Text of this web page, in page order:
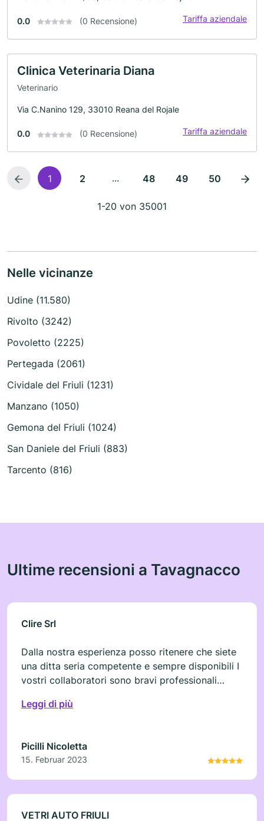
0.0 (0 Recensione) Tariffa aziendale
Clinica Veterinaria Diana
Veterinario
Via C.Nanino 129, 33010 Reana del Rojale
0.0 (0 Recensione) Tariffa aziendale
1 2 ... 48 49 50
1-20 von 35001
Nelle vicinanze
Udine (11.580)
Rivolto (3242)
Povoletto (2225)
Pertegada (2061)
Cividale del Friuli (1231)
Manzano (1050)
Gemona del Friuli (1024)
San Daniele del Friuli (883)
Tarcento (816)
Ultime recensioni a Tavagnacco
Clire Srl
Dalla nostra esperienza posso ritenere che siete
una ditta seria competente e sempre disponibili I
vostri collaboratori sono bravi professionali
ufficio si distingue per la gentilezza competenza
Leggi di più
Picilli Nicoletta
15. Februar 2023
VETRI AUTO FRIULI